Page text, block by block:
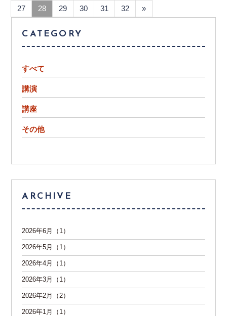
27 28 29 30 31 32 »
CATEGORY
すべて
講演
講座
その他
ARCHIVE
2026年6月（1）
2026年5月（1）
2026年4月（1）
2026年3月（1）
2026年2月（2）
2026年1月（1）